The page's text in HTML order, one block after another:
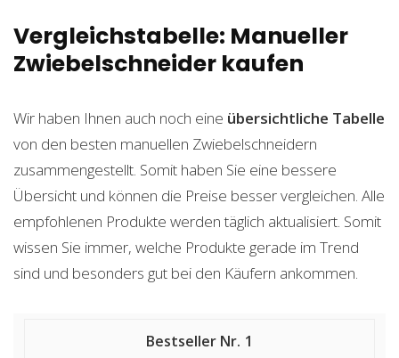
Vergleichstabelle: Manueller
Zwiebelschneider kaufen
Wir haben Ihnen auch noch eine übersichtliche Tabelle
von den besten manuellen Zwiebelschneidern
zusammengestellt. Somit haben Sie eine bessere
Übersicht und können die Preise besser vergleichen. Alle
empfohlenen Produkte werden täglich aktualisiert. Somit
wissen Sie immer, welche Produkte gerade im Trend
sind und besonders gut bei den Käufern ankommen.
1